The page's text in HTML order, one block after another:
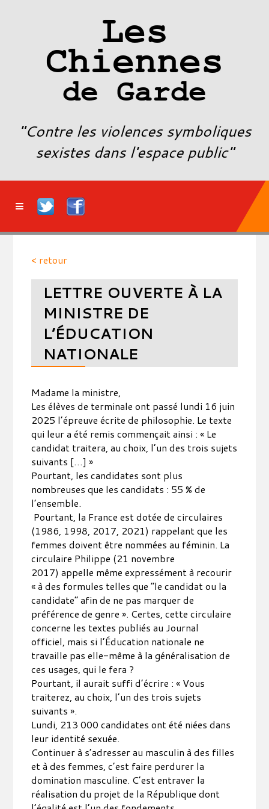
Les
Chiennes
de Garde
"Contre les violences symboliques
sexistes dans l'espace public"
< retour
LETTRE OUVERTE À LA
MINISTRE DE
L’ÉDUCATION
NATIONALE
Madame la ministre,
Les élèves de terminale ont passé lundi 16 juin
2025 l’épreuve écrite de philosophie. Le texte
qui leur a été remis commençait ainsi : « Le
candidat traitera, au choix, l’un des trois sujets
suivants […] »
Pourtant, les candidates sont plus
nombreuses que les candidats : 55 % de
l’ensemble.
Pourtant, la France est dotée de circulaires
(1986, 1998, 2017, 2021) rappelant que les
femmes doivent être nommées au féminin. La
circulaire Philippe (21 novembre
2017) appelle même expressément à recourir
« à des formules telles que “le candidat ou la
candidate” afin de ne pas marquer de
préférence de genre ». Certes, cette circulaire
concerne les textes publiés au Journal
officiel, mais si l’Éducation nationale ne
travaille pas elle-même à la généralisation de
ces usages, qui le fera ?
Pourtant, il aurait suffi d’écrire : « Vous
traiterez, au choix, l’un des trois sujets
suivants ».
Lundi, 213 000 candidates ont été niées dans
leur identité sexuée.
Continuer à s’adresser au masculin à des filles
et à des femmes, c’est faire perdurer la
domination masculine. C’est entraver la
réalisation du projet de la République dont